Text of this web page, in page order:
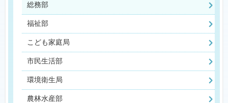
総務部
福祉部
こども家庭局
市民生活部
環境衛生局
農林水産部